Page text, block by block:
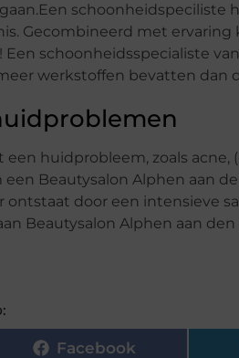
Gecombineerd met ervaring
schoonheidsspecialiste
werkstoffen bevatten dan
huidprobleem, zoals
een Beautysalon Alphen aan
ontstaat door een intensieve
Beautysalon Alphen aan
Facebook